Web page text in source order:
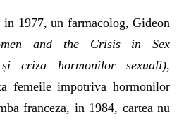
1977, un farmacolog, Gideon
and the Crisis in Sex
și criza hormonilor sexuali),
femeile impotriva hormonilor
franceza, in 1984, cartea nu